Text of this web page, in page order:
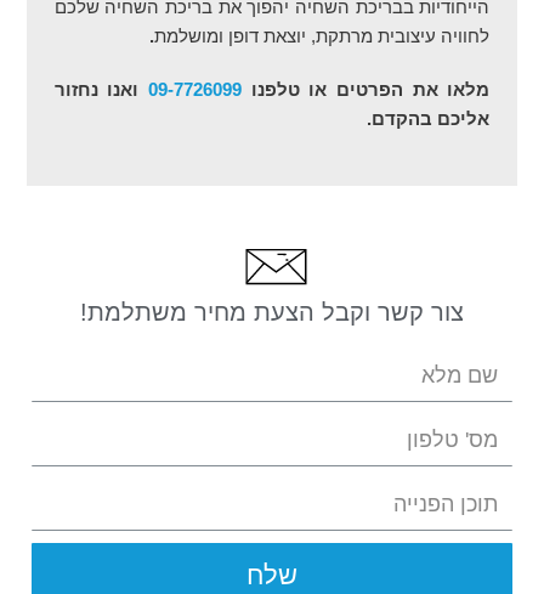
הייחודיות בבריכת השחיה יהפוך את בריכת השחיה שלכם
לחוויה עיצובית מרתקת, יוצאת דופן ומושלמת.
מלאו את הפרטים או טלפנו 09-7726099ואנו נחזור
אליכם בהקדם.
צור קשר וקבל הצעת מחיר משתלמת!
שלח